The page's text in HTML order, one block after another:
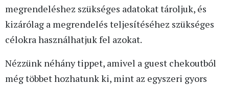
megrendeléshez szükséges adatokat tároljuk, és
kizárólag a megrendelés teljesítéséhez szükséges
célokra használhatjuk fel azokat.
Nézzünk néhány tippet, amivel a guest chekoutból
még többet hozhatunk ki, mint az egyszeri gyors